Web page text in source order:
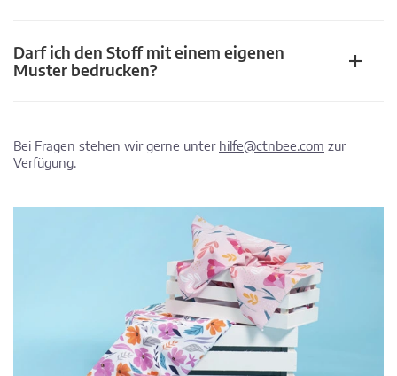
Darf ich den Stoff mit einem eigenen
Muster bedrucken?
Bei Fragen stehen wir gerne unter hilfe@ctnbee.com zur
Verfügung.